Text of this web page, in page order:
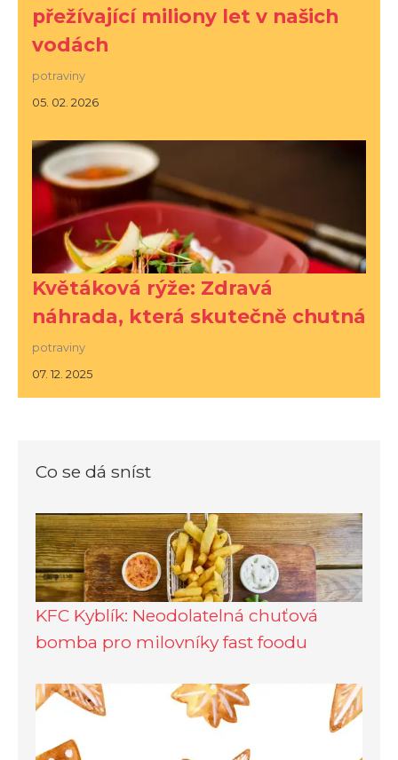
přežívající miliony let v našich
vodách
potraviny
05. 02. 2026
Květáková rýže: Zdravá
náhrada, která skutečně chutná
potraviny
07. 12. 2025
Co se dá sníst
KFC Kyblík: Neodolatelná chuťová
bomba pro milovníky fast foodu